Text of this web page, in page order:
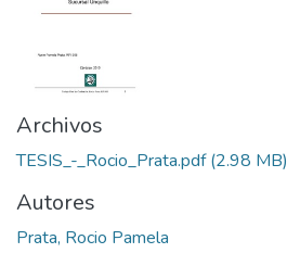
Archivos
TESIS_-_Rocio_Prata.pdf(2.98 MB)
Autores
Prata, Rocio Pamela